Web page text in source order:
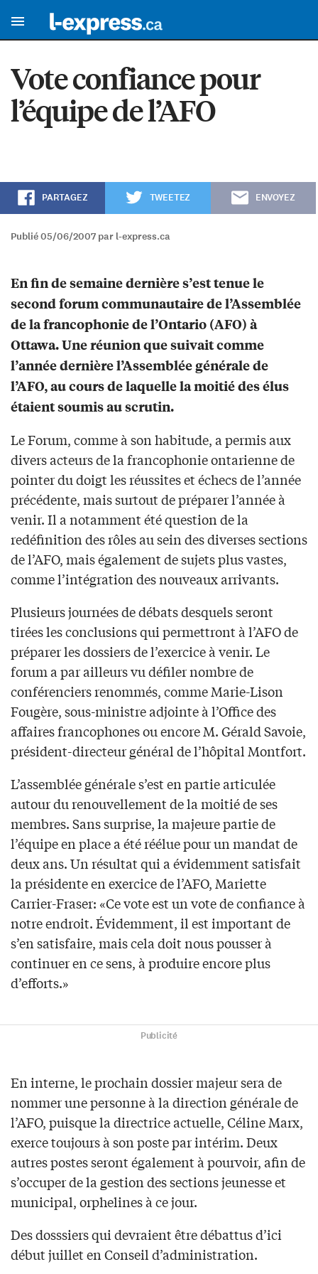
Vote confiance pour
l’équipe de l’AFO
PARTAGEZ TWEETEZ ENVOYEZ
Publié 05/06/2007 par l-express.ca
En fin de semaine dernière s’est tenue le
second forum communautaire de l’Assemblée
de la francophonie de l’Ontario (AFO) à
Ottawa. Une réunion que suivait comme
l’année dernière l’Assemblée générale de
l’AFO, au cours de laquelle la moitié des élus
étaient soumis au scrutin.
Le Forum, comme à son habitude, a permis aux
divers acteurs de la francophonie ontarienne de
pointer du doigt les réussites et échecs de l’année
précédente, mais surtout de préparer l’année à
venir. Il a notamment été question de la
redéfinition des rôles au sein des diverses sections
de l’AFO, mais également de sujets plus vastes,
comme l’intégration des nouveaux arrivants.
Plusieurs journées de débats desquels seront
tirées les conclusions qui permettront à l’AFO de
préparer les dossiers de l’exercice à venir. Le
forum a par ailleurs vu défiler nombre de
conférenciers renommés, comme Marie-Lison
Fougère, sous-ministre adjointe à l’Office des
affaires francophones ou encore M. Gérald Savoie,
président-directeur général de l’hôpital Montfort.
L’assemblée générale s’est en partie articulée
autour du renouvellement de la moitié de ses
membres. Sans surprise, la majeure partie de
l’équipe en place a été réélue pour un mandat de
deux ans. Un résultat qui a évidemment satisfait
la présidente en exercice de l’AFO, Mariette
Carrier-Fraser: «Ce vote est un vote de confiance à
notre endroit. Évidemment, il est important de
s’en satisfaire, mais cela doit nous pousser à
continuer en ce sens, à produire encore plus
d’efforts.»
Publicité
En interne, le prochain dossier majeur sera de
nommer une personne à la direction générale de
l’AFO, puisque la directrice actuelle, Céline Marx,
exerce toujours à son poste par intérim. Deux
autres postes seront également à pourvoir, afin de
s’occuper de la gestion des sections jeunesse et
municipal, orphelines à ce jour.
Des dosssiers qui devraient être débattus d’ici
début juillet en Conseil d’administration.